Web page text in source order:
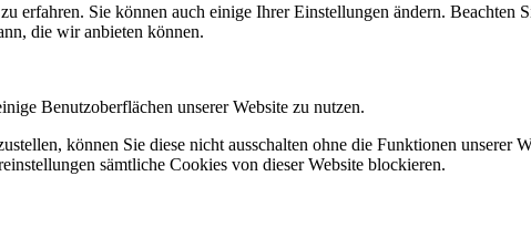
erfahren. Sie können auch einige Ihrer Einstellungen ändern.
die wir anbieten können.
Benutzoberflächen unserer Website zu nutzen.
können Sie diese nicht ausschalten ohne die Funktionen unserer
sämtliche Cookies von dieser Website blockieren.